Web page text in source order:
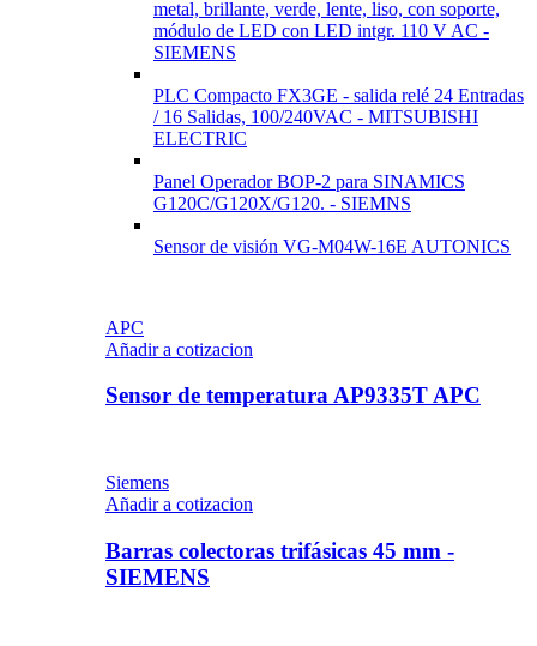
metal, brillante, verde, lente, liso, con soporte,
módulo de LED con LED intgr. 110 V AC -
SIEMENS
PLC Compacto FX3GE - salida relé 24 Entradas
/ 16 Salidas, 100/240VAC - MITSUBISHI
ELECTRIC
Panel Operador BOP-2 para SINAMICS
G120C/G120X/G120. - SIEMNS
Sensor de visión VG-M04W-16E AUTONICS
APC
Añadir a cotizacion
Sensor de temperatura AP9335T APC
Siemens
Añadir a cotizacion
Barras colectoras trifásicas 45 mm -
SIEMENS